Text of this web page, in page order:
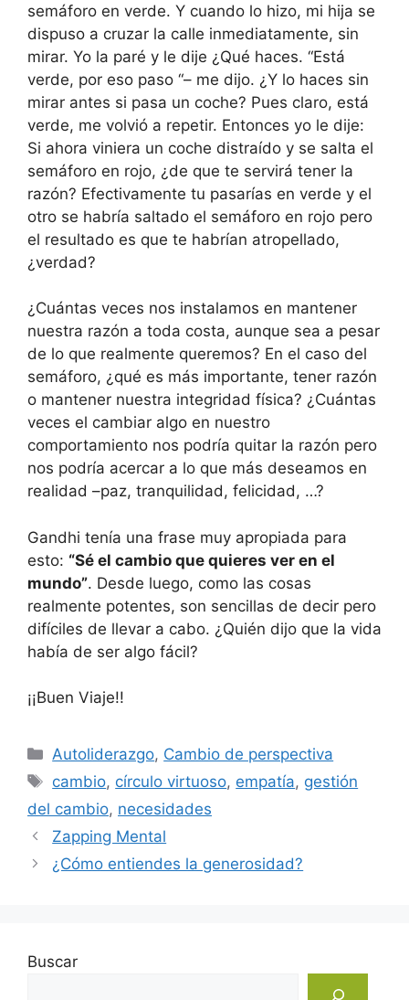
semáforo en verde. Y cuando lo hizo, mi hija se
dispuso a cruzar la calle inmediatamente, sin
mirar. Yo la paré y le dije ¿Qué haces. “Está
verde, por eso paso “– me dijo. ¿Y lo haces sin
mirar antes si pasa un coche? Pues claro, está
verde, me volvió a repetir. Entonces yo le dije:
Si ahora viniera un coche distraído y se salta el
semáforo en rojo, ¿de que te servirá tener la
razón? Efectivamente tu pasarías en verde y el
otro se habría saltado el semáforo en rojo pero
el resultado es que te habrían atropellado,
¿verdad?
¿Cuántas veces nos instalamos en mantener
nuestra razón a toda costa, aunque sea a pesar
de lo que realmente queremos? En el caso del
semáforo, ¿qué es más importante, tener razón
o mantener nuestra integridad física? ¿Cuántas
veces el cambiar algo en nuestro
comportamiento nos podría quitar la razón pero
nos podría acercar a lo que más deseamos en
realidad –paz, tranquilidad, felicidad, …?
Gandhi tenía una frase muy apropiada para
esto: “Sé el cambio que quieres ver en el
mundo”. Desde luego, como las cosas
realmente potentes, son sencillas de decir pero
difíciles de llevar a cabo. ¿Quién dijo que la vida
había de ser algo fácil?
¡¡Buen Viaje!!
Categorías
Autoliderazgo, Cambio de perspectiva
Etiquetas
cambio, círculo virtuoso, empatía, gestión
del cambio, necesidades
Zapping Mental
¿Cómo entiendes la generosidad?
Buscar